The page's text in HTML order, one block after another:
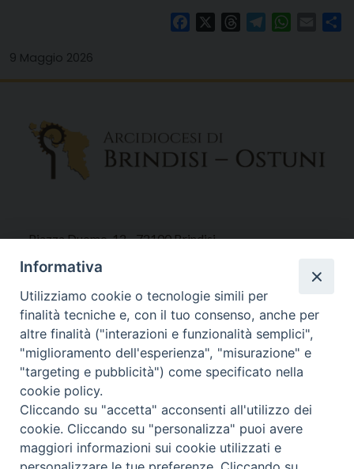
FacebookThreadsTelegram Email
9 Maggio 2026
Piazza Duomo, 12 - 72100 Brindisi
Tel 0831.521958
Fax 0831.528315
Orari Curia
Mar. / Mer. / Giov. ore 9 - 13
nei mesi estivi solo Martedì ore 9 - 13
WebMail
Informativa
Utilizziamo cookie o tecnologie simili per
finalità tecniche e, con il tuo consenso, anche per
altre finalità ("interazioni e funzionalità semplici",
"miglioramento dell'esperienza", "misurazione" e
"targeting e pubblicità") come specificato nella
cookie policy.
Cliccando su "accetta" acconsenti all'utilizzo dei
cookie. Cliccando su "personalizza" puoi avere
maggiori informazioni sui cookie utilizzati e